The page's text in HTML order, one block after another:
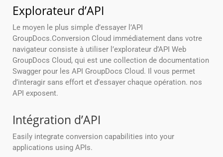
Explorateur d’API
Le moyen le plus simple d’essayer l’API
GroupDocs.Conversion Cloud immédiatement dans votre
navigateur consiste à utiliser l’explorateur d’API Web
GroupDocs Cloud, qui est une collection de documentation
Swagger pour les API GroupDocs Cloud. Il vous permet
d’interagir sans effort et d’essayer chaque opération. nos
API exposent.
Intégration d’API
Easily integrate conversion capabilities into your
applications using APIs.